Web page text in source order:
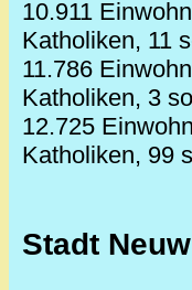
10.911
Katholiken, 11
11.786
Katholiken, 3
12.725
Katholiken, 99
Stadt